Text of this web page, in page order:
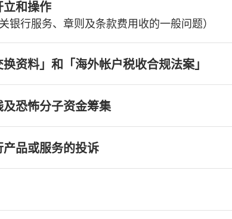
立和操作
银行服务、章则及条款费用收的一般问题）
换资料」和「海外帐户税收合规法案」
及恐怖分子资金筹集
产品或服务的投诉